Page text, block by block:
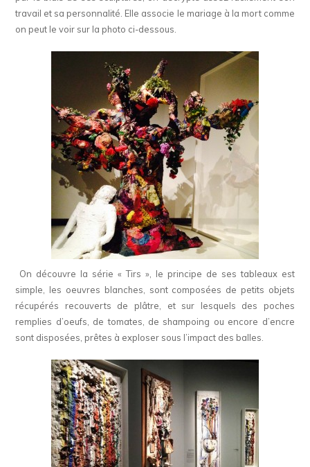
travail et sa personnalité. Elle associe le mariage à la mort comme
on peut le voir sur la photo ci-dessous.
On découvre la série « Tirs », le principe de ses tableaux est
simple, les oeuvres blanches, sont composées de petits objets
récupérés recouverts de plâtre, et sur lesquels des poches
remplies d’oeufs, de tomates, de shampoing ou encore d’encre
sont disposées, prêtes à exploser sous l’impact des balles.